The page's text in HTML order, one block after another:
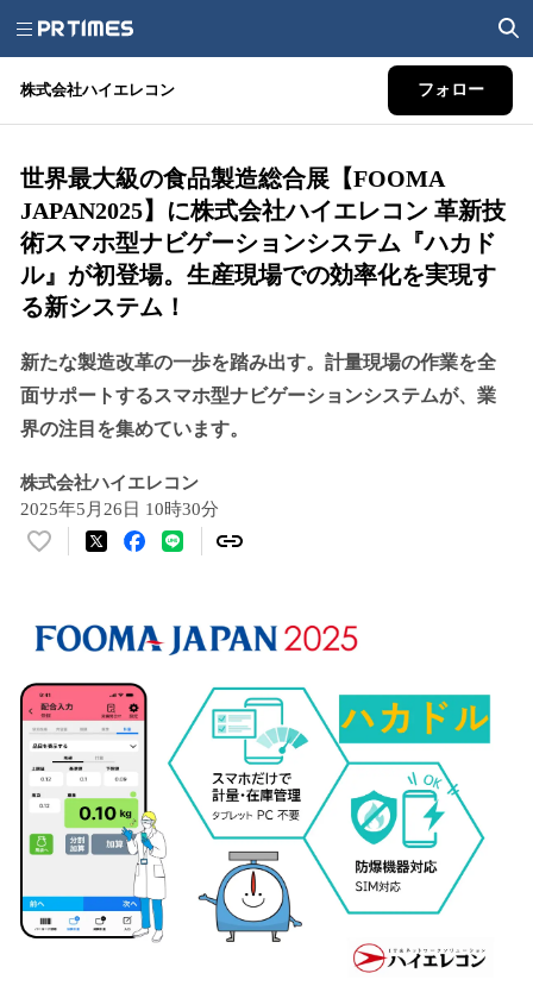
株式会社ハイエレコン フォロー
世界最大級の食品製造総合展【FOOMA
JAPAN2025】に株式会社ハイエレコン 革新技
術スマホ型ナビゲーションシステム『ハカド
ル』が初登場。生産現場での効率化を実現す
る新システム！
新たな製造改革の一歩を踏み出す。計量現場の作業を全
面サポートするスマホ型ナビゲーションシステムが、業
界の注目を集めています。
株式会社ハイエレコン
2025年5月26日 10時30分
い
！
数
読
み
込
み
中
す